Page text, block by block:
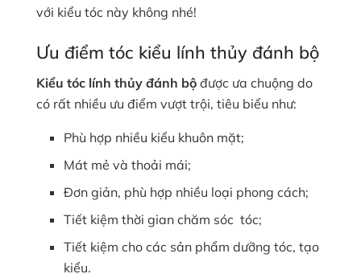
với kiểu tóc này không nhé!
Ưu điểm tóc kiểu lính thủy đánh bộ
Kiểu tóc lính thủy đánh bộ được ưa chuộng do
có rất nhiều ưu điểm vượt trội, tiêu biểu như:
Phù hợp nhiều kiểu khuôn mặt;
Mát mẻ và thoải mái;
Đơn giản, phù hợp nhiều loại phong cách;
Tiết kiệm thời gian chăm sóc tóc;
Tiết kiệm cho các sản phẩm dưỡng tóc, tạo
kiểu.